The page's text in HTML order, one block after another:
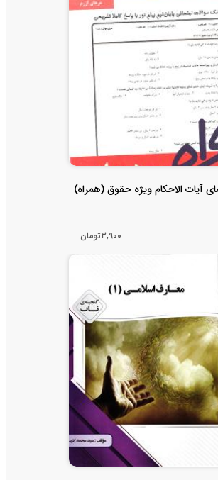
آیات الاحکام ویژه حقوق (همراه)
3,900تومان